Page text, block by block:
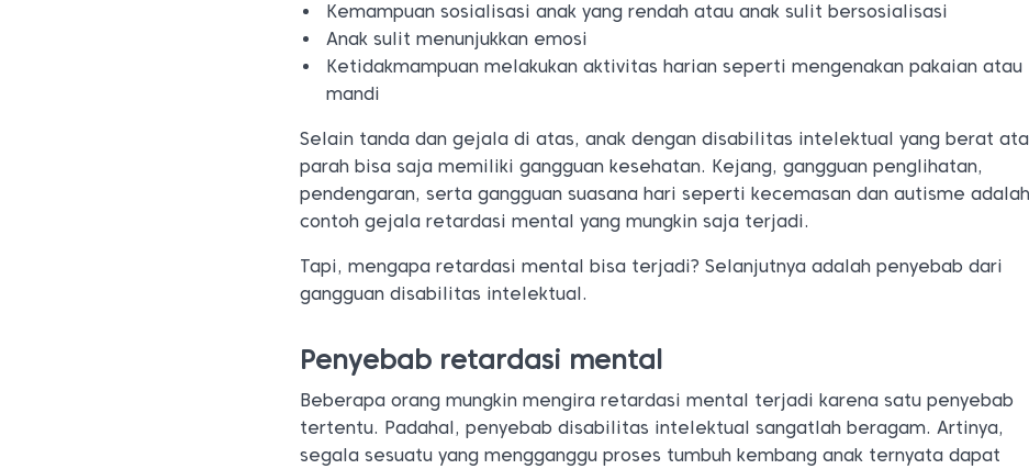
Kemampuan sosialisasi anak yang rendah atau anak sulit bersosialisasi
Anak sulit menunjukkan emosi
Ketidakmampuan melakukan aktivitas harian seperti mengenakan pakaian atau
mandi
Selain tanda dan gejala di atas, anak dengan disabilitas intelektual yang berat
parah bisa saja memiliki gangguan kesehatan. Kejang, gangguan penglihatan,
pendengaran, serta gangguan suasana hari seperti kecemasan dan autisme adalah
contoh gejala retardasi mental yang mungkin saja terjadi.
Tapi, mengapa retardasi mental bisa terjadi? Selanjutnya adalah penyebab dari
gangguan disabilitas intelektual.
Penyebab retardasi mental
Beberapa orang mungkin mengira retardasi mental terjadi karena satu penyebab
tertentu. Padahal, penyebab disabilitas intelektual sangatlah beragam. Artinya,
segala sesuatu yang mengganggu proses tumbuh kembang anak ternyata dapat